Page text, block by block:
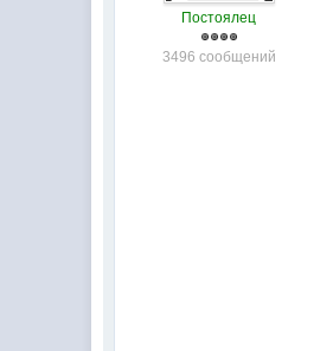
Постоялец
3496 сообщений